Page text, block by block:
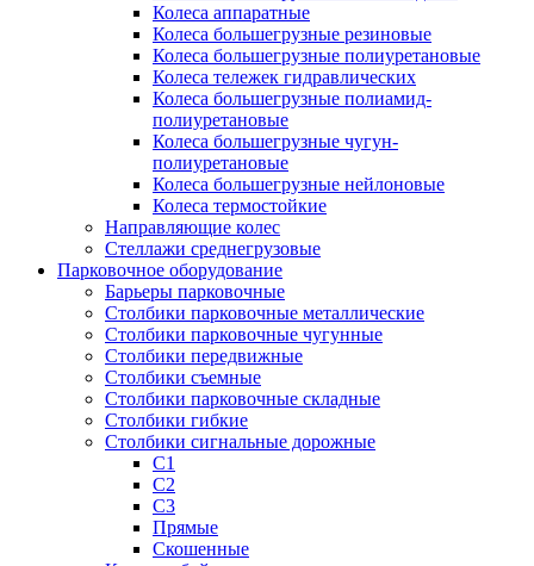
Колеса аппаратные
Колеса большегрузные резиновые
Колеса большегрузные полиуретановые
Колеса тележек гидравлических
Колеса большегрузные полиамид-
полиуретановые
Колеса большегрузные чугун-
полиуретановые
Колеса большегрузные нейлоновые
Колеса термостойкие
Направляющие колес
Стеллажи среднегрузовые
Парковочное оборудование
Барьеры парковочные
Столбики парковочные металлические
Столбики парковочные чугунные
Столбики передвижные
Столбики съемные
Столбики парковочные складные
Столбики гибкие
Столбики сигнальные дорожные
С1
С2
С3
Прямые
Скошенные